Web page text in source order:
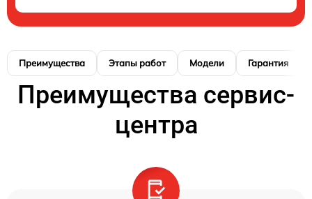
Преимущества Этапы работ Модели Гарантия
Преимущества сервис-
центра